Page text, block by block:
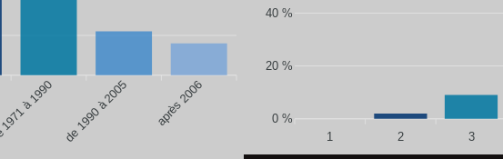
à 1990 de 1990 à 2005 après 2006
40 %
20 %
0 %
1
2 3